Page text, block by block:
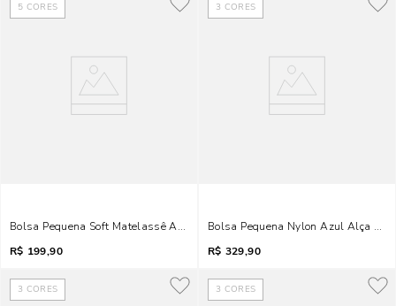
5 CORES
Bolsa Pequena Soft Matelassê Alça Corrente Verde
R$ 199,90
3 CORES
Bolsa Pequena Nylon Azul Alça
R$ 329,90
3 CORES 3 CORES